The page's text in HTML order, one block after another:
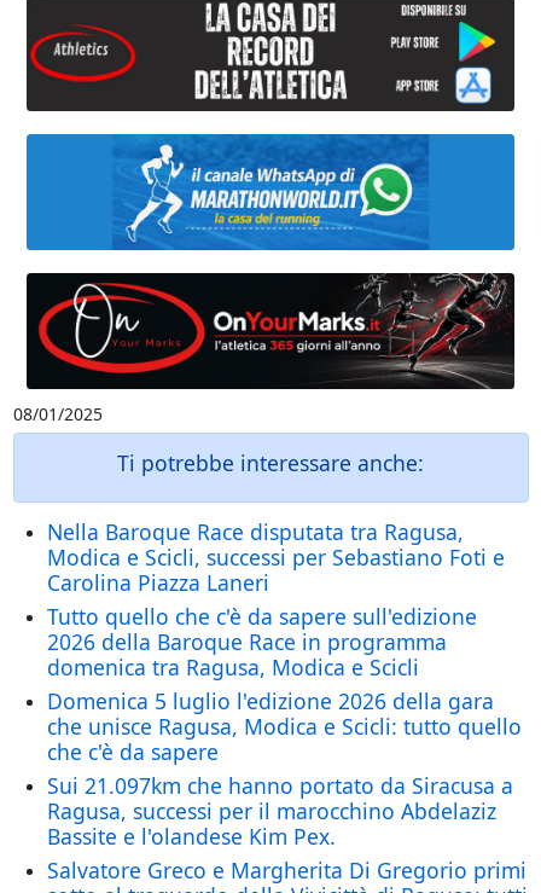
08/01/2025
Ti potrebbe interessare anche:
Nella Baroque Race disputata tra Ragusa,
Modica e Scicli, successi per Sebastiano Foti e
Carolina Piazza Laneri
Tutto quello che c'è da sapere sull'edizione
2026 della Baroque Race in programma
domenica tra Ragusa, Modica e Scicli
Domenica 5 luglio l'edizione 2026 della gara
che unisce Ragusa, Modica e Scicli: tutto quello
che c'è da sapere
Sui 21.097km che hanno portato da Siracusa a
Ragusa, successi per il marocchino Abdelaziz
Bassite e l'olandese Kim Pex.
Salvatore Greco e Margherita Di Gregorio primi